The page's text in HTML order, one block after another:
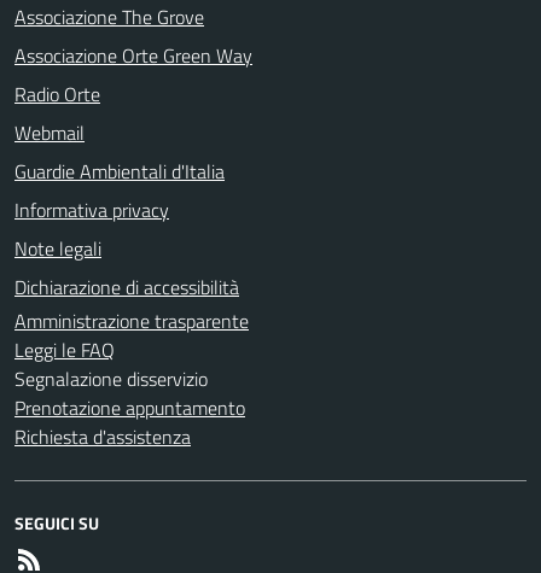
Associazione The Grove
Associazione Orte Green Way
Radio Orte
Webmail
Guardie Ambientali d'Italia
Informativa privacy
Note legali
Dichiarazione di accessibilità
Amministrazione trasparente
Leggi le FAQ
Segnalazione disservizio
Prenotazione appuntamento
Richiesta d'assistenza
SEGUICI SU